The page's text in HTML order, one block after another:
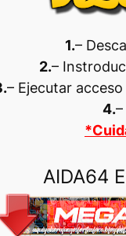
1.–
2.–
– Ejecutar
4.
AIDA64